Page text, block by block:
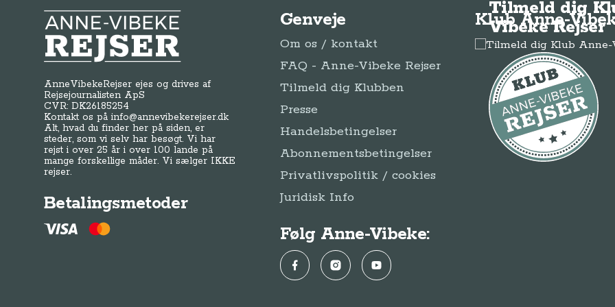
Anne-Vibeke Rejser
AnneVibekeRejser ejes og drives af
Rejsejournalisten ApS
CVR: DK26185254
Kontakt os påinfo@annevibekerejser.dk
Alt, hvad du finder her på siden, er
steder, som vi selv har besøgt. Vi har
rejst i over 25 år i over 100 lande på
mange forskellige måder. Vi sælger IKKE
rejser.
Betalingsmetoder
Genveje
Om os / kontakt
FAQ - Anne-Vibeke Rejser
Tilmeld dig Klubben
Presse
Handelsbetingelser
Abonnementsbetingelser
Privatlivspolitik / cookies
Juridisk Info
Følg Anne-Vibeke:
FacebookInstagramYouTube
Klub Anne-
Tilmeld dig
Vibeke Rejser